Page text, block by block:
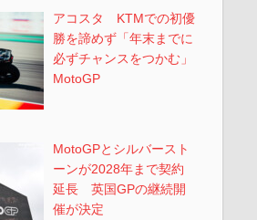
アコスタ KTMでの初優
勝を諦めず「年末までに
必ずチャンスをつかむ」
MotoGP
MotoGPとシルバースト
ーンが2028年まで契約
延長 英国GPの継続開
催が決定